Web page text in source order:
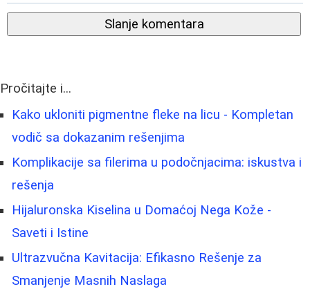
Slanje komentara
Pročitajte i...
Kako ukloniti pigmentne fleke na licu - Kompletan
vodič sa dokazanim rešenjima
Komplikacije sa filerima u podočnjacima: iskustva i
rešenja
Hijaluronska Kiselina u Domaćoj Nega Kože -
Saveti i Istine
Ultrazvučna Kavitacija: Efikasno Rešenje za
Smanjenje Masnih Naslaga